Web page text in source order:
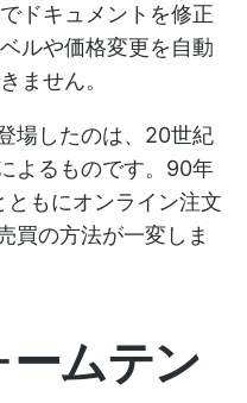
ドキュメントを修正
ルや価格変更を自動
ません。
場したのは、20世紀
よるものです。90年
もにオンライン注文
買の方法が一変しま
ームテン